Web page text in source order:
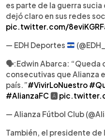
es parte de la guerra
dejó claro en sus redes
pic.twitter.com/
— EDH Deportes
🗣:Edwin Abarca: “Queda
consecutivas que Alianza
país.”#VivirLoNuestro
#AlianzaFC 🅰️
— Alianza Fútbol Club
También, el presidente de